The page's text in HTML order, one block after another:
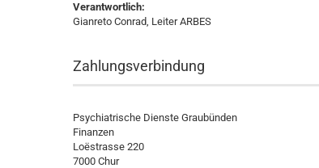
Verantwortlich:
Gianreto Conrad, Leiter ARBES
Zahlungsverbindung
Psychiatrische Dienste Graubünden
Finanzen
Loëstrasse 220
7000 Chur